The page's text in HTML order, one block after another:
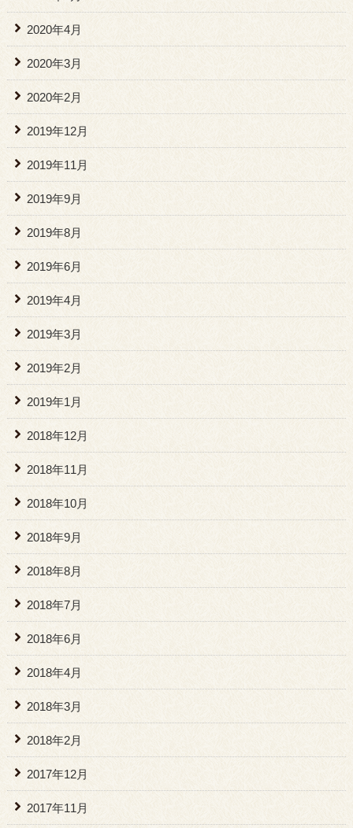
2020年4月
2020年3月
2020年2月
2019年12月
2019年11月
2019年9月
2019年8月
2019年6月
2019年4月
2019年3月
2019年2月
2019年1月
2018年12月
2018年11月
2018年10月
2018年9月
2018年8月
2018年7月
2018年6月
2018年4月
2018年3月
2018年2月
2017年12月
2017年11月